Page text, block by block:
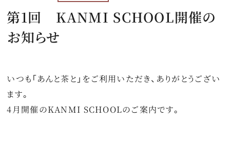
特集
第1回 KANMI SCHOOL開催の
お知らせ
いつも「あんと茶と」をご利用いただき、ありがとうござい
ます。
4月開催のKANMI SCHOOLのご案内です。